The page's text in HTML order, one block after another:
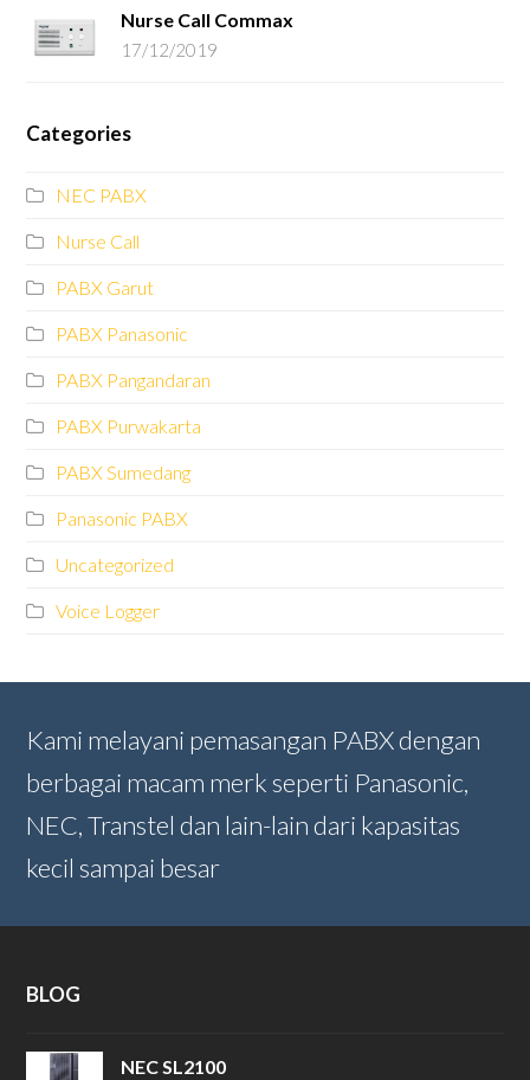
Nurse Call Commax
17/12/2019
Categories
NEC PABX
Nurse Call
PABX Garut
PABX Panasonic
PABX Pangandaran
PABX Purwakarta
PABX Sumedang
Panasonic PABX
Uncategorized
Voice Logger
Kami melayani pemasangan PABX dengan
berbagai macam merk seperti Panasonic,
NEC, Transtel dan lain-lain dari kapasitas
kecil sampai besar
BLOG
NEC SL2100